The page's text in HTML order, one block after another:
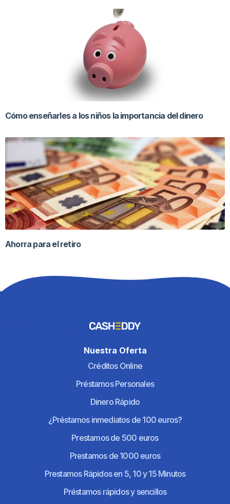
Cómo enseñarles a los niños la importancia del dinero
Ahorra para el retiro
Nuestra Oferta
Créditos Online
Préstamos Personales
Dinero Rápido
¿Préstamos inmediatos de 100 euros?
Prestamos de 500 euros
Prestamos de 1000 euros
Prestamos Rápidos en 5, 10 y 15 Minutos
Préstamos rápidos y sencillos